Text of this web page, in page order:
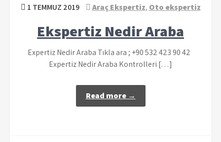
1 TEMMUZ 2019 Araç Ekspertiz, Oto ekspertiz
Ekspertiz Nedir Araba
Expertiz Nedir Araba Tıkla ara ; +90 532 423 90 42
Expertiz Nedir Araba Kontrolleri […]
Read more →